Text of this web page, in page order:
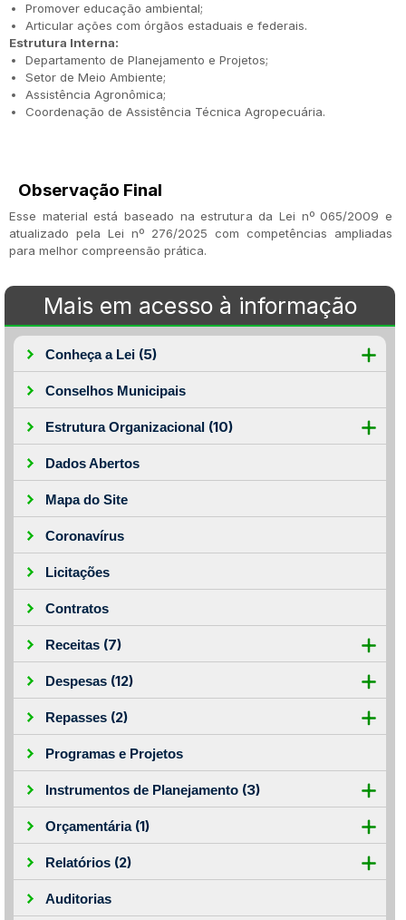
Promover educação ambiental;
Articular ações com órgãos estaduais e federais.
Estrutura Interna:
Departamento de Planejamento e Projetos;
Setor de Meio Ambiente;
Assistência Agronômica;
Coordenação de Assistência Técnica Agropecuária.
Observação Final
Esse material está baseado na estrutura da Lei nº 065/2009 e
atualizado pela Lei nº 276/2025 com competências ampliadas
para melhor compreensão prática.
Mais em acesso à informação
Conheça a Lei (5)
Conselhos Municipais
Estrutura Organizacional (10)
Dados Abertos
Mapa do Site
Coronavírus
Licitações
Contratos
Receitas (7)
Despesas (12)
Repasses (2)
Programas e Projetos
Instrumentos de Planejamento (3)
Orçamentária (1)
Relatórios (2)
Auditorias